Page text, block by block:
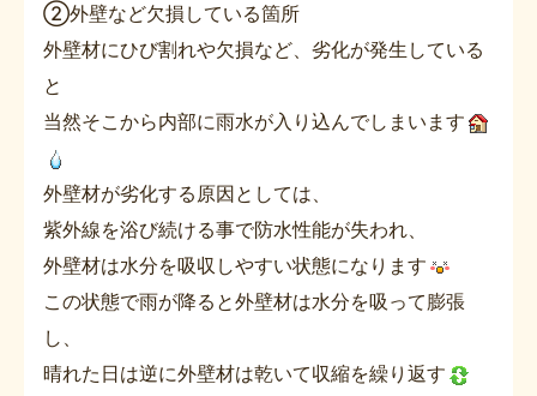
②外壁など欠損している箇所
外壁材にひび割れや欠損など、劣化が発生している
と
当然そこから内部に雨水が入り込んでしまいます
外壁材が劣化する原因としては、
紫外線を浴び続ける事で防水性能が失われ、
外壁材は水分を吸収しやすい状態になります
この状態で雨が降ると外壁材は水分を吸って膨張
し、
晴れた日は逆に外壁材は乾いて収縮を繰り返す